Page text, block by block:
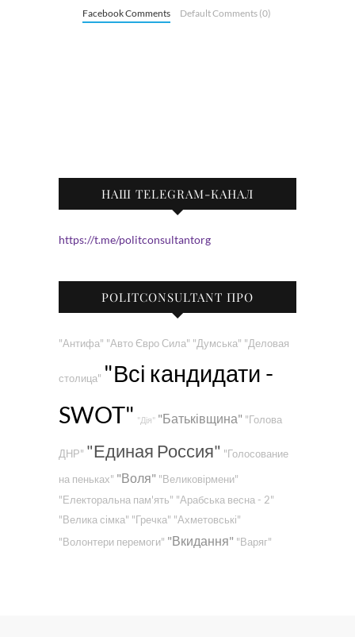
Facebook Comments Default Comments (0)
НАШ TELEGRAM-КАНАЛ
https://t.me/politconsultantorg
POLITCONSULTANT ПРО
"Антифа" "Авто Євро Сила" "Думська" "Деловая
столица" "Всі кандидати -
SWOT" "Дія" "Батьківщина" "Голова
ДНР" "Единая Россия" "Голосование
на пеньках" "Воля" "Великовірмени"
"Електоральна пам'ять" "Арабська весна - 2"
"Велика сімка" "Гречка" "Ахметовські"
"Волонтери перемоги" "Вкидання" "Варяг"